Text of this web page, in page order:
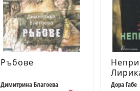
Ръбове
Димитрина Благоева Дора Габе